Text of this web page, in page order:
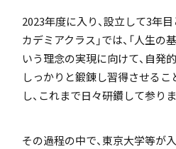
2023年度に入り、設立して3年
カデミアクラス」では、「人生の
いう理念の実現に向けて、自発
しっかりと鍛錬し習得させる
し、これまで日々研鑽して参りま
その過程の中で、東京大学等が
年間行事・課外活動
「SDGs」の取り組みに